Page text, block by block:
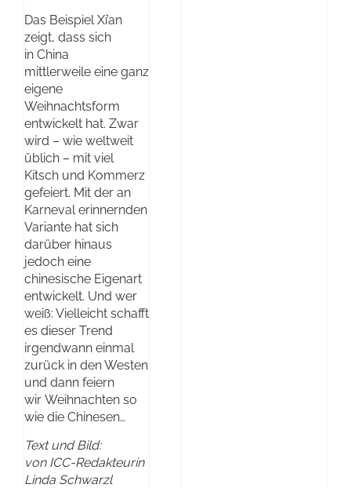
Das Beispiel Xi’an
zeigt, dass sich
in China
mittlerweile eine ganz
eigene
Weihnachtsform
entwickelt hat. Zwar
wird – wie weltweit
üblich – mit viel
Kitsch und Kommerz
gefeiert. Mit der an
Karneval erinnernden
Variante hat sich
darüber hinaus
jedoch eine
chinesische Eigenart
entwickelt. Und wer
weiß: Vielleicht schafft
es dieser Trend
irgendwann einmal
zurück in den Westen
und dann feiern
wir Weihnachten so
wie die Chinesen…
Text und Bild:
von ICC-Redakteurin
Linda Schwarzl